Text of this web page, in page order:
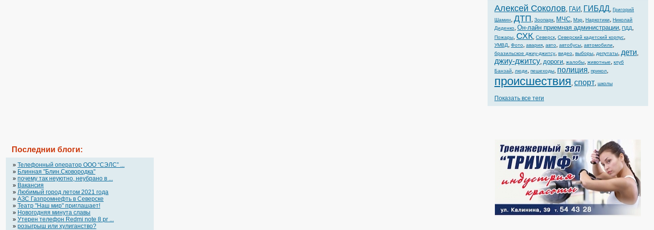
Последнии блоги:
» Телефонный оператор OOO “СЭЛС” ...
» Блинная "Блин.Сковородка"
» почему так неуютно, неубрано в ...
» Вакансия
» Любимый город летом 2021 года
» АЗС Газпромнефть в Северске
» Театр "Наш мир" приглашает!
» Новогодняя минута славы
» Утерен телефон Redmi note 8 pr ...
» розыгрыш или хулиганство?
Алексей Соколов, ГАИ, ГИБДД, Григорий
Шамин, ДТП, Зоопарк, МЧС, Мэр, Наркотики, Николай
Диденко, Он-лайн приемная администрации, ПДД,
Пожары, СХК, Северск, Северский кадетский корпус,
УМВД, Фото, авария, авто, автобусы, автомобили,
бразильское джиу-джитсу, видео, выборы, депутаты, дети,
джиу-джитсу, дороги, жалобы, животные, клуб
Банзай, люди, пешеходы, полиция, прикол,
происшествия, спорт, школы
Показать все теги